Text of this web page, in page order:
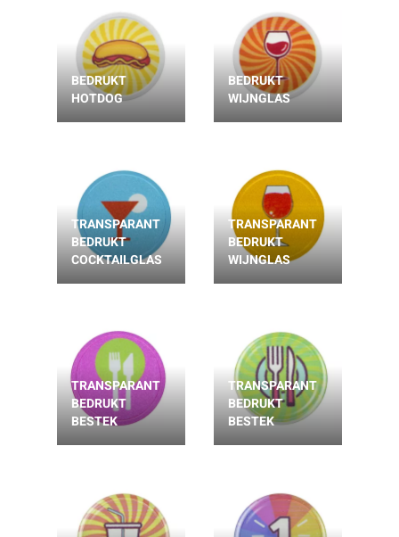
BEDRUKT
HOTDOG
BEDRUKT
WIJNGLAS
TRANSPARANT
BEDRUKT
COCKTAILGLAS
TRANSPARANT
BEDRUKT
WIJNGLAS
TRANSPARANT
BEDRUKT
BESTEK
TRANSPARANT
BEDRUKT
BESTEK